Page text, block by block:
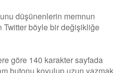
düşünenlerin memnun
böyle bir değişikliğe
göre 140 karakter sayfada
butonu koyulup uzun yazmak